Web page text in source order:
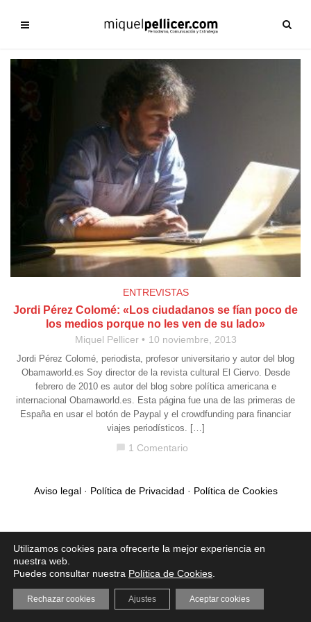
ENTREVISTAS
Jordi Pérez Colomé: «Los ciudadanos se fían poco de
los medios porque no les ven de su lado»
Miquel Pellicer 10 noviembre, 2013
Jordi Pérez Colomé, periodista, profesor universitario y autor del blog
Obamaworld.es Soy director de la revista cultural El Ciervo. Desde
febrero de 2010 es autor del blog sobre política americana e
internacional Obamaworld.es. Esta página fue una de las primeras de
España en usar el botón de Paypal y el crowdfunding para financiar
viajes periodísticos. […]
1 Comentario
Aviso legal· Política de Privacidad · Política de Cookies
Utilizamos cookies para ofrecerte la mejor experiencia en
nuestra web.
Puedes consultar nuestra Política de Cookies
Aceptar cookies
Rechazar cookies Ajustes